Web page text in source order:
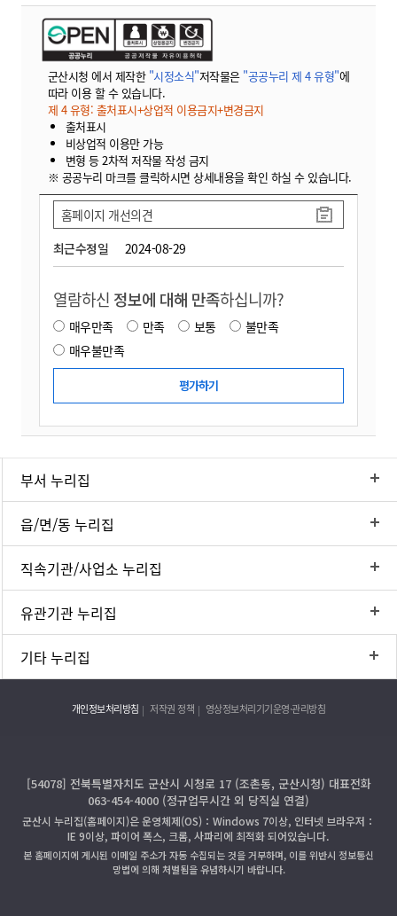
군산시청 에서 제작한 "시정소식"저작물은 "공공누리 제 4 유형"에
따라 이용 할 수 있습니다.
제 4 유형: 출처표시+상업적 이용금지+변경금지
출처표시
비상업적 이용만 가능
변형 등 2차적 저작물 작성 금지
※ 공공누리 마크를 클릭하시면 상세내용을 확인 하실 수 있습니다.
최근수정일 2024-08-29
홈페이지 개선의견
열람하신 정보에 대해 만족하십니까?
매우만족 만족 보통
불만족
매우불만족
부서 누리집
읍/면/동 누리집
직속기관/사업소 누리집
유관기관 누리집
기타 누리집
개인정보처리방침 저작권 정책 영상정보처리기기운영·관리방침
[54078] 전북특별자치도 군산시 시청로 17 (조촌동, 군산시청) 대표전화
063-454-4000 (정규업무시간 외 당직실 연결)
군산시 누리집(홈페이지)은 운영체제(OS)：Windows 7이상, 인터넷 브라우저：
IE 9이상, 파이어 폭스, 크롬, 사파리에 최적화 되어있습니다.
본 홈페이지에 게시된 이메일 주소가 자동 수집되는 것을 거부하며, 이를 위반시 정보통신
망법에 의해 처벌됨을 유념하시기 바랍니다.